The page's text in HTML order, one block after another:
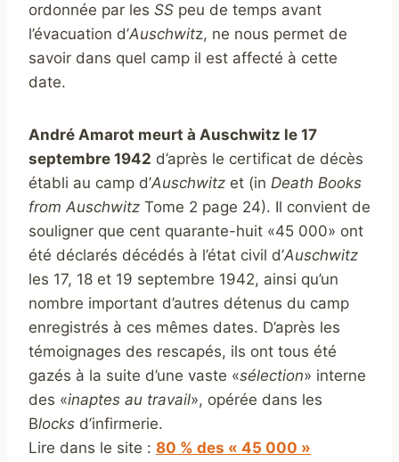
ordonnée par les SS peu de temps avant
l’évacuation d’Auschwitz, ne nous permet de
savoir dans quel camp il est affecté à cette
date.
André Amarot meurt à Auschwitz le 17
septembre 1942 d’après le certificat de décès
établi au camp d’Auschwitz et (in Death Books
from Auschwitz Tome 2 page 24). Il convient de
souligner que cent quarante-huit «45 000» ont
été déclarés décédés à l’état civil d’Auschwitz
les 17, 18 et 19 septembre 1942, ainsi qu’un
nombre important d’autres détenus du camp
enregistrés à ces mêmes dates. D’après les
témoignages des rescapés, ils ont tous été
gazés à la suite d’une vaste «sélection» interne
des «inaptes au travail», opérée dans les
Blocks d’infirmerie.
Lire dans le site : 80 % des « 45 000 »